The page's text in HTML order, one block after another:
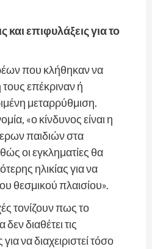
και επιφυλάξεις για το
που κλήθηκαν να
επέκριναν ή
μεταρρύθμιση.
«ο κίνδυνος είναι η
παιδιών στα
οι εγκληματίες θα
ηλικίας για να
θεσμικού πλαισίου».
τονίζουν πως το
διαθέτει τις
να διαχειριστεί τόσο